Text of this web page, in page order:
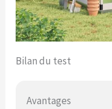
Bilan du test
Avantages